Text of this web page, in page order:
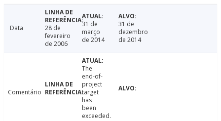
Data
28 de
fevereiro
de 2006
31 de
março
de 2014
31 de
dezembro
de 2014
Comentário
The
end-of-
project
target
has
been
exceeded.